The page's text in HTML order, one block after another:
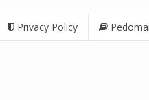
Privacy Policy